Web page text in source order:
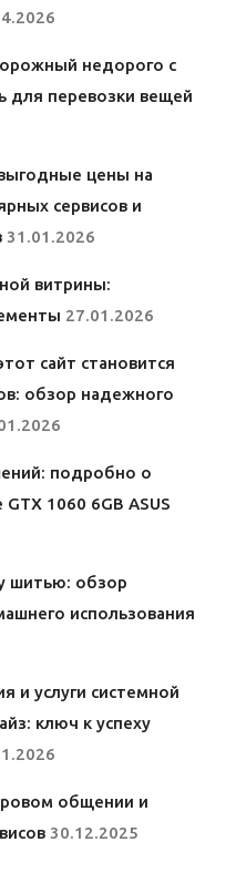
недорого с
для перевозки вещей
цены на
сервисов и
31.01.2026
витрины:
27.01.2026
сайт становится
обзор надежного
подробно о
1060 6GB ASUS
шитью: обзор
использования
и услуги системной
ключ к успеху
общении и
30.12.2025